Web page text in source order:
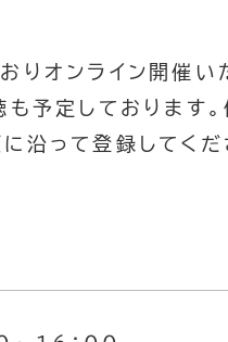
りオンライン開催い
予定しております
沿って登録してくだ